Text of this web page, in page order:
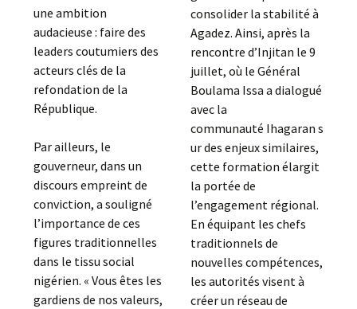
une ambition
audacieuse : faire des
leaders coutumiers des
acteurs clés de la
refondation de la
République.
Par ailleurs, le
gouverneur, dans un
discours empreint de
conviction, a souligné
l’importance de ces
figures traditionnelles
dans le tissu social
nigérien. « Vous êtes les
gardiens de nos valeurs,
consolider la stabilité à
Agadez. Ainsi, après la
rencontre d’Injitan le 9
juillet, où le Général
Boulama Issa a dialogué
avec la
communauté Ihagaran s
ur des enjeux similaires,
cette formation élargit
la portée de
l’engagement régional.
En équipant les chefs
traditionnels de
nouvelles compétences,
les autorités visent à
créer un réseau de